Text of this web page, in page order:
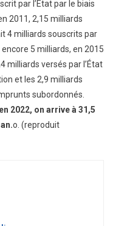
par l’État par le biais
2011, 2,15 milliards
4 milliards souscrits par
encore 5 milliards, en 2015
milliards versés par l’État
et les 2,9 milliards
subordonnés.
2022, on arrive à 31,5
o. (reproduit